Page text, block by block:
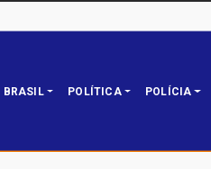
BRASIL POLÍTICA POLÍCIA